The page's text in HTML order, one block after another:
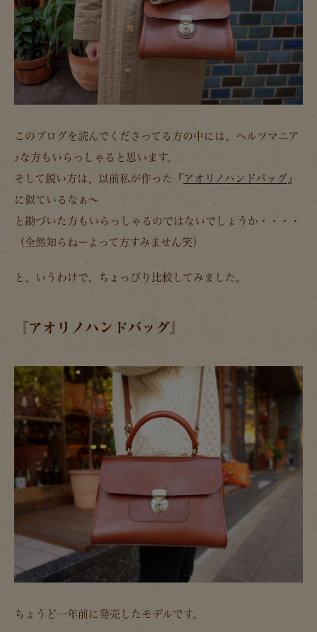
このブログを読んでくださってる方の中には、ヘルツマニア
♪な方もいらっしゃると思います。
そして鋭い方は、以前私が作った『アオリノハンドバッグ 』
に似ているなぁ～
と勘づいた方もいらっしゃるのではないでしょうか・・・・
（全然知らねーよって方すみません笑）
と、いうわけで、ちょっぴり比較してみました。
『アオリノハンドバッグ』
ちょうど一年前に発売したモデルです。